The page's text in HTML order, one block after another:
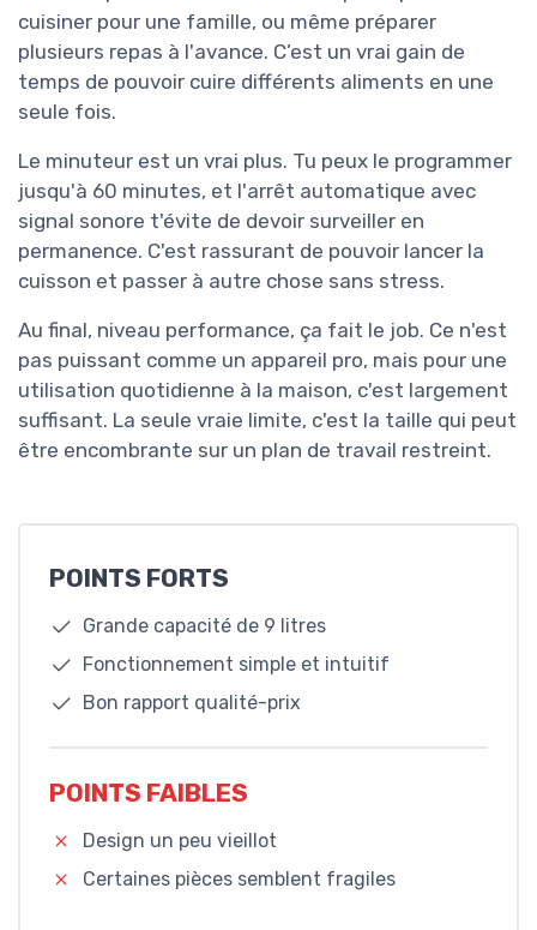
cuisiner pour une famille, ou même préparer
plusieurs repas à l'avance. C’est un vrai gain de
temps de pouvoir cuire différents aliments en une
seule fois.
Le minuteur est un vrai plus. Tu peux le programmer
jusqu'à 60 minutes, et l'arrêt automatique avec
signal sonore t'évite de devoir surveiller en
permanence. C'est rassurant de pouvoir lancer la
cuisson et passer à autre chose sans stress.
Au final, niveau performance, ça fait le job. Ce n'est
pas puissant comme un appareil pro, mais pour une
utilisation quotidienne à la maison, c'est largement
suffisant. La seule vraie limite, c'est la taille qui peut
être encombrante sur un plan de travail restreint.
POINTS FORTS
Grande capacité de 9 litres
Fonctionnement simple et intuitif
Bon rapport qualité-prix
POINTS FAIBLES
Design un peu vieillot
Certaines pièces semblent fragiles